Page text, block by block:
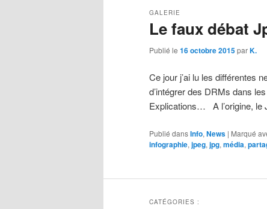
Le faux débat
GALERIE
Publié le 16 octobre 2015parK.
Ce jour j’ai lu les différentes
d’intégrer des DRMs dans
Explications… A l’origine, le
Publié dansInfo, News | Marqué
infographie, jpeg, jpg, média,
CATÉGORIES :